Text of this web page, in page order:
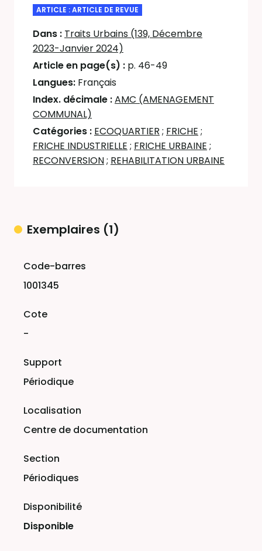
ARTICLE : ARTICLE DE REVUE
Dans : Traits Urbains (139, Décembre
2023-Janvier 2024)
Article en page(s) : p. 46-49
Langues: Français
Index. décimale :AMC (AMENAGEMENT
COMMUNAL)
Catégories : ECOQUARTIER ; FRICHE ;
FRICHE INDUSTRIELLE ; FRICHE URBAINE ;
RECONVERSION; REHABILITATION URBAINE
Exemplaires (1)
1001345
-
Périodique
Centre de documentation
Périodiques
Disponible